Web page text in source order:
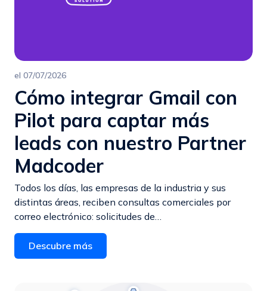
el 07/07/2026
Cómo integrar Gmail con
Pilot para captar más
leads con nuestro Partner
Madcoder
Todos los días, las empresas de la industria y sus
distintas áreas, reciben consultas comerciales por
correo electrónico: solicitudes de…
Descubre más